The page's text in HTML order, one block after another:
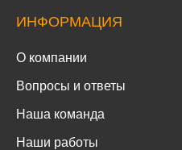
ИНФОРМАЦИЯ
О компании
Вопросы и ответы
Наша команда
Наши работы